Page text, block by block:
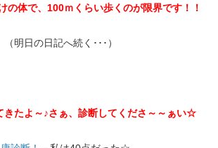
の体で、100ｍくらい歩くのが限界です！！
（明日の日記へ続く･･･）
たよ～♪さぁ、診断してくださ～～ぁい☆